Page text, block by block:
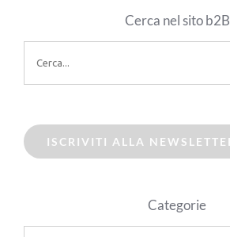
Cerca nel sito b2B
per:
ISCRIVITI ALLA
Categorie